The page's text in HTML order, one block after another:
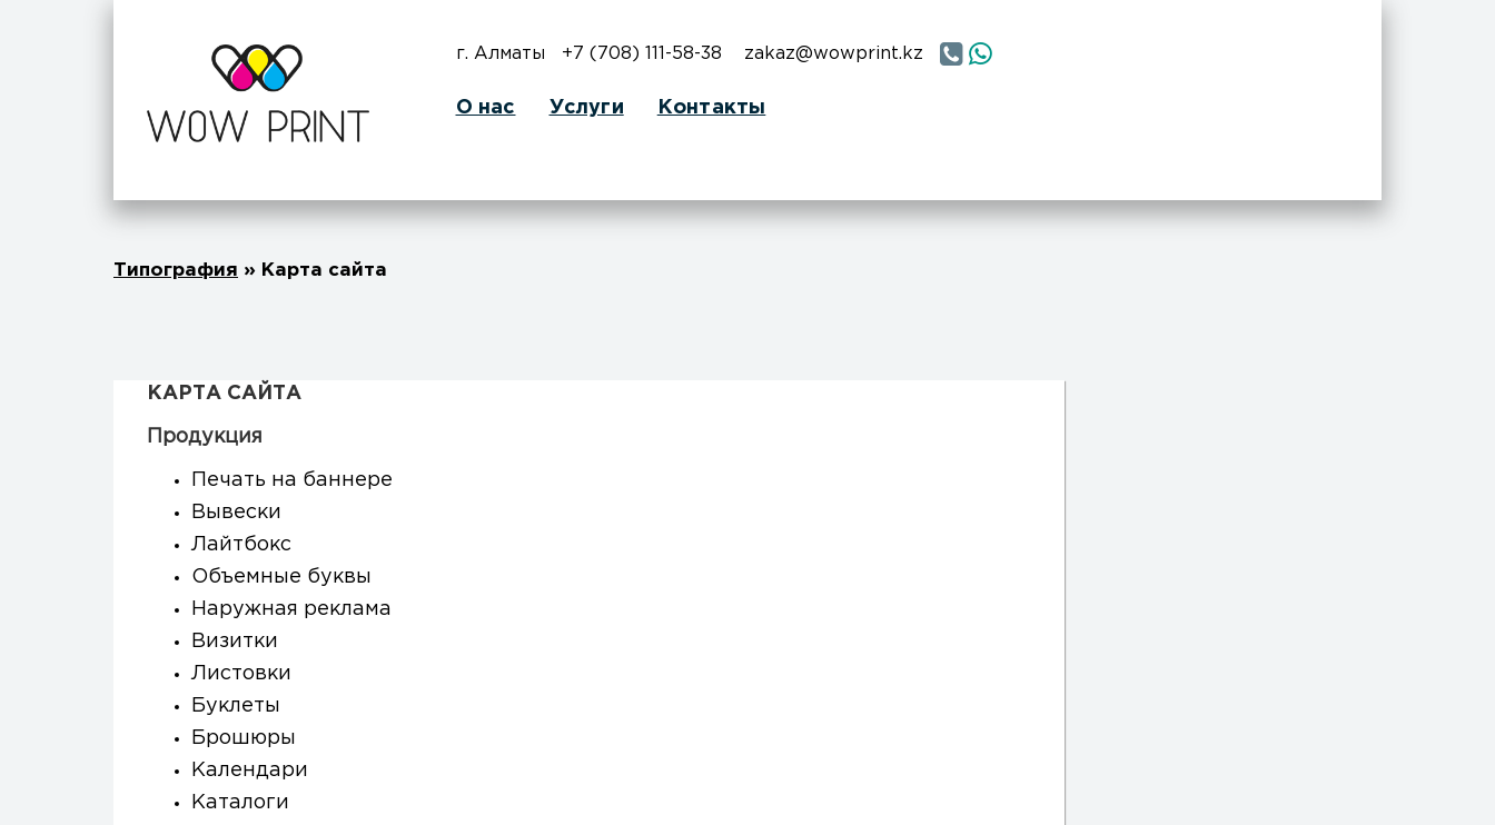
г. Алматы +7 (708) 111-58-38 zakaz@wowprint.kz
О нас Услуги Контакты
Типография » Карта сайта
КАРТА САЙТА
Продукция
Печать на баннере
Вывески
Лайтбокс
Объемные буквы
Наружная реклама
Визитки
Листовки
Буклеты
Брошюры
Календари
Каталоги